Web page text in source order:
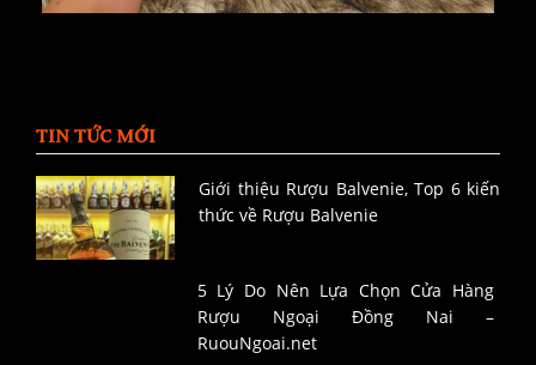
TIN TỨC MỚI
Giới thiệu Rượu Balvenie, Top 6 kiến
thức về Rượu Balvenie
5 Lý Do Nên Lựa Chọn Cửa Hàng
Rượu Ngoại Đồng Nai –
RuouNgoai.net